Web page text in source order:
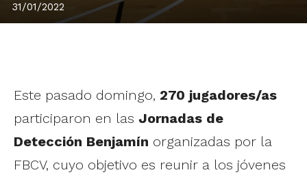
31/01/2022
Este pasado domingo, 270 jugadores/as
participaron en las Jornadas de
Detección Benjamín organizadas por la
FBCV, cuyo objetivo es reunir a los jóvenes